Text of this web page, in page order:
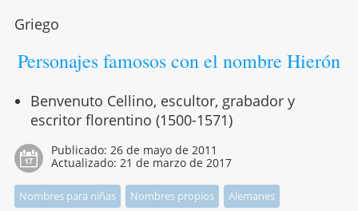
Griego
Personajes famosos con el nombre Hierón
Benvenuto Cellino, escultor, grabador y
escritor florentino (1500-1571)
Publicado: 26 de mayo de 2011
Actualizado: 21 de marzo de 2017
Nombres para niñas Nombres propios
Alemanes